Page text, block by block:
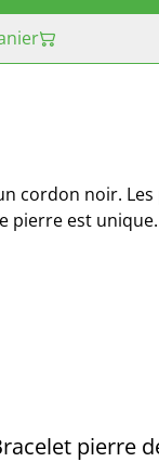
cordon noir.
pierre est unique.
pierre